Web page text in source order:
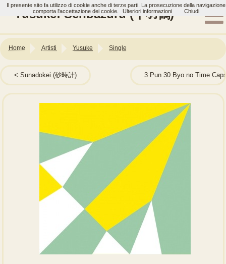
Yusuke: Senbazuru (千羽鶴)
Home Artisti Yusuke Single
Sunadokei (砂時計) 3 Pun 30 Byo no Time
Il presente sito fa utilizzo di cookie anche di terze parti. La prosecuzione della navigazione
comporta l'accettazione dei cookie.
Ulteriori informazioni Chiudi